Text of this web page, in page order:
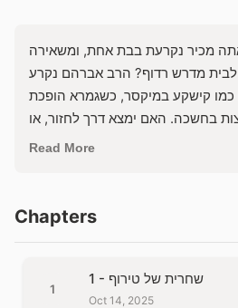
מכיר נקרעת בבת אחת, ומשאירה
לבית מדרש רדוף? הרב אברהם נקרע
כמו קישקע במיקסר, כשגמרא הופכת
בחשכה. האם ימצא דרך לחזור, או
Read More
Chapters
1
1 - שחרית של טירוף
Oct 14, 2025